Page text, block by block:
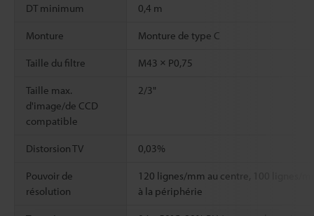
DT minimum 0,4 m
Monture Monture de type C
Taille du filtre M43 × P0,75
Taille max.
d'image/de CCD
compatible
2/3"
Distorsion TV 0,03%
Pouvoir de
résolution
120 lignes/mm au centre, 100 lignes/
à la périphérie